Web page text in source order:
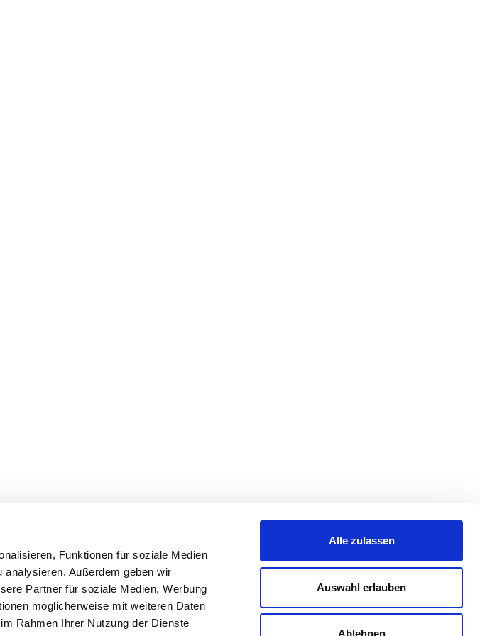
Funktionen für soziale Medien
Außerdem geben wir
Partner für soziale Medien, Werbung
möglicherweise mit weiteren Daten
Rahmen Ihrer Nutzung der Dienste
Alle zulassen
Auswahl erlauben
Ablehnen